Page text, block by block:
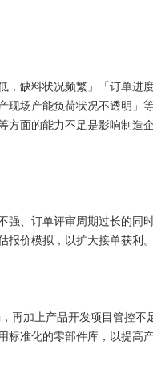
料状况频繁」「订单进
场产能负荷状况不透明
面的能力不足是影响制
订单评审周期过长的同
价模拟，以扩大接单获利。
加上产品开发项目管控不
准化的零部件库，以提